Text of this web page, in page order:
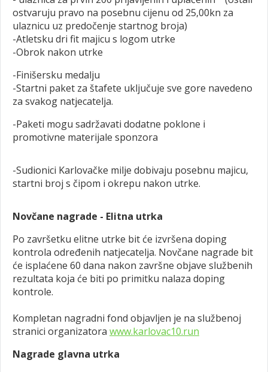
ostvaruju pravo na posebnu cijenu od 25,00kn za
ulaznicu uz predočenje startnog broja)
-Atletsku dri fit majicu s logom utrke
-Obrok nakon utrke
-Finišersku medalju
-Startni paket za štafete uključuje sve gore navedeno
za svakog natjecatelja.
-Paketi mogu sadržavati dodatne poklone i
promotivne materijale sponzora
-Sudionici Karlovačke milje dobivaju posebnu majicu,
startni broj s čipom i okrepu nakon utrke.
Novčane nagrade - Elitna utrka
Po završetku elitne utrke bit će izvršena doping
kontrola određenih natjecatelja. Novčane nagrade bit
će isplaćene 60 dana nakon završne objave službenih
rezultata koja će biti po primitku nalaza doping
kontrole.
Kompletan nagradni fond objavljen je na službenoj
stranici organizatora www.karlovac10.run
Nagrade glavna utrka